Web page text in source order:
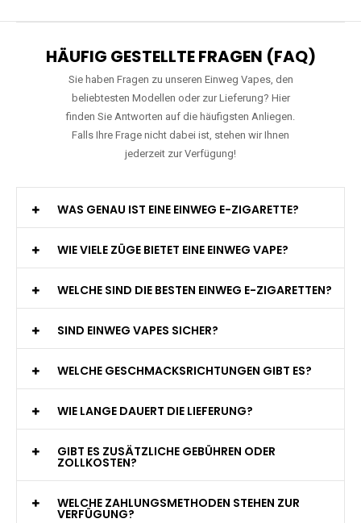
HÄUFIG GESTELLTE FRAGEN (FAQ)
Sie haben Fragen zu unseren Einweg Vapes, den
beliebtesten Modellen oder zur Lieferung? Hier
finden Sie Antworten auf die häufigsten Anliegen.
Falls Ihre Frage nicht dabei ist, stehen wir Ihnen
jederzeit zur Verfügung!
WAS GENAU IST EINE EINWEG E-ZIGARETTE?
WIE VIELE ZÜGE BIETET EINE EINWEG VAPE?
WELCHE SIND DIE BESTEN EINWEG E-ZIGARETTEN?
SIND EINWEG VAPES SICHER?
WELCHE GESCHMACKSRICHTUNGEN GIBT ES?
WIE LANGE DAUERT DIE LIEFERUNG?
GIBT ES ZUSÄTZLICHE GEBÜHREN ODER
ZOLLKOSTEN?
WELCHE ZAHLUNGSMETHODEN STEHEN ZUR
VERFÜGUNG?